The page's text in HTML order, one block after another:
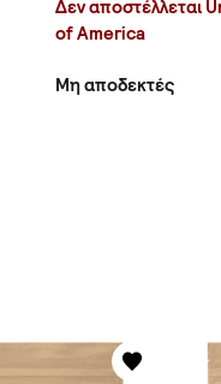
Δεν αποστέλλεται
of America
Μη αποδεκτές